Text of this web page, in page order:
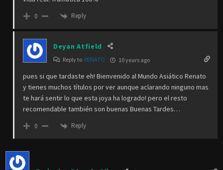
0 Reply
Deyan Atfield
Reply to RENATO 10 years ago
pues si que tardaste eh! Bienvenido al Mundo Asiático Renato
y tienes muchos títulos por ver aunque aclarando ninguno mas
te hará sentir lo que esta joya ha logrado! pero el resto
recomendable también son buenas Buenas Tardes…
0 Reply